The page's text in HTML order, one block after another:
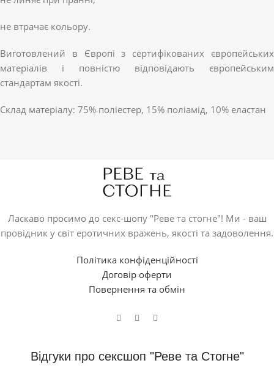
не втрачає кольору.
Виготовлений в Європі з сертифікованих європейських
матеріалів і повністю відповідають європейським
стандартам якості.
Склад матеріалу: 75% поліестер, 15% поліамід, 10% еластан
Ласкаво просимо до секс-шопу "Реве та стогне"! Ми - ваш
провідник у світ еротичних вражень, якості та задоволення.
Політика конфіденційності
Договір оферти
Повернення та обмін
Відгуки про сексшоп "Реве та Стогне"